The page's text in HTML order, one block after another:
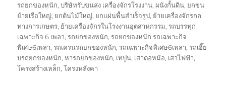
รถยกของหนัก,บริษัทรับขนส่ง เครื่องจักรโรงงาน, ผนังกั้นดิน, ยกขน
ย้ายเรือใหญ่, ยกต้นไม้ใหญ่, ยกแผ่นพื้นสำเร็จรูป, ย้ายเครื่องจักรกล
ทางการเกษตร, ย้ายเครื่องจักรในโรงงานอุตสาหกรรม,รถบรรทุก
เฉพาะกิจ 6 เพลา,รถยกของหนัก,รถยกของหนัก รถเฉพาะกิจ
พิเศษ6เพลา,รถเครนรถยกของหนัก,รถเฉพาะกิจพิเศษ6เพลา,รถเฮี๊ย
บรถยกของหนัก,หารถยกของหนัก, เทปูน, เสาตอหม้อ, เสาไฟฟ้า,
โครงสร้างเหล็ก,โครงหลังคา